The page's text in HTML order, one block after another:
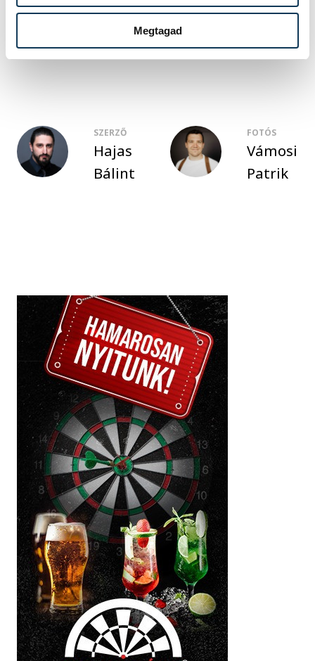
Megtagad
Művészetek Háza
képzőművészet
Fenyvesi Ottó
kollázs
SZERZŐ
Hajas
Bálint
FOTÓS
Vámosi
Patrik